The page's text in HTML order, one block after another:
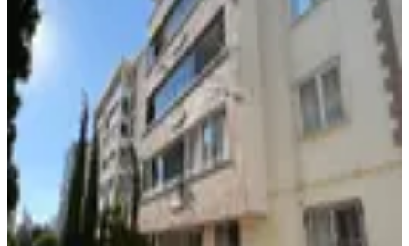
Kiralık 3+1 Daire
Onikişubat, Hürriyet Mahallesi
3+1·125 m² ·Düz Giriş (Zemin)· 06.08.2026
19.500 ₺
Germenicia GayrimenkulCelalettin Yarpuz
Ara